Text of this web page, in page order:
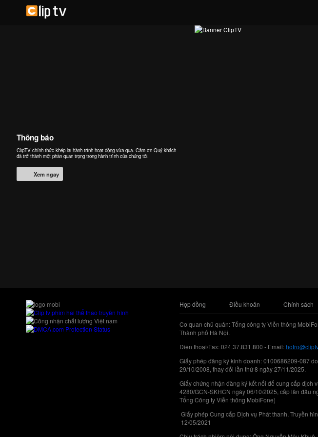
Thông báo
ClipTV chính thức khép lại hành trình hoạt động vừa qua. Cảm ơn Quý khách
đã trở thành một phần quan trọng trong hành trình của chúng tôi.
Xem ngay
Hợp đồng Điều khoản Chính sách
Cơ quan chủ quản: Tổng công ty Viễn thông
Thành phố Hà Nội.
Điện thoại/Fax: 024.37.831.800 - Email:
Giấy phép đăng ký kinh doanh: 0100686209-087
29/10/2008, thay đổi lần thứ 8 ngày 27/11/2025.
Giấy chứng nhận đăng ký kết nối để cung cấp dịch
4280/GCN-SKHCN ngày 06/10/2025, cấp lần đầu
Tổng Công ty Viễn thông MobiFone)
Giấy phép Cung cấp Dịch vụ Phát thanh, Truyền
12/05/2021